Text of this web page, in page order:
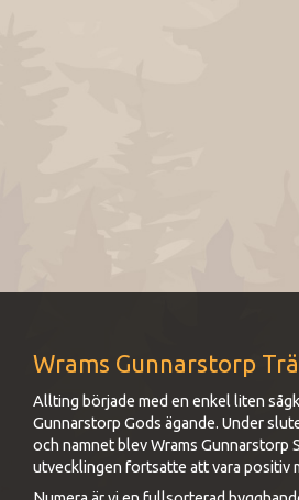
Wrams Gunnarstorp
Allting började med en enkel liten
Gunnarstorp Gods ägande. Under
och namnet blev Wrams Gunnarstorp
utvecklingen fortsatte att vara positiv